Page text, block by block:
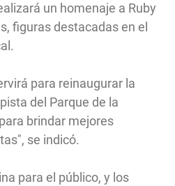
un homenaje a Ruby
figuras destacadas en el
para reinaugurar la
del Parque de la
brindar mejores
se indicó.
para el público, y los